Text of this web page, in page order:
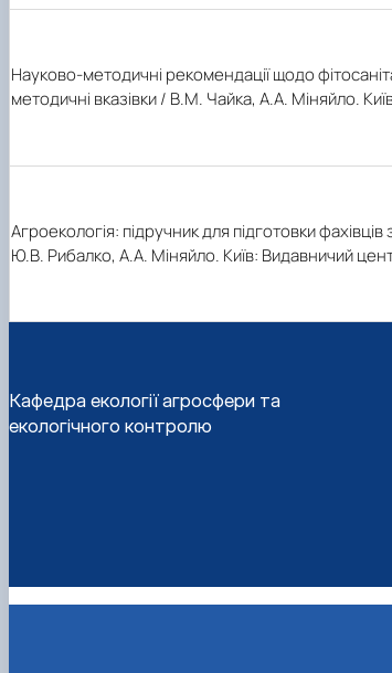
Науково-методичні рекомендації щодо
методичні вказівки / В.М. Чайка, А.А. Міняйло.
Агроекологія: підручник для підготовки
Ю.В. Рибалко, А.А. Міняйло. Київ: Видавничий
Кафедра екології агросфери та
екологічного контролю